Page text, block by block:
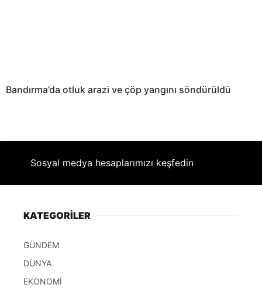
Bandırma’da otluk arazi ve çöp yangını söndürüldü
Sosyal medya hesaplarımızı keşfedin
KATEGORİLER
GÜNDEM
DÜNYA
EKONOMİ